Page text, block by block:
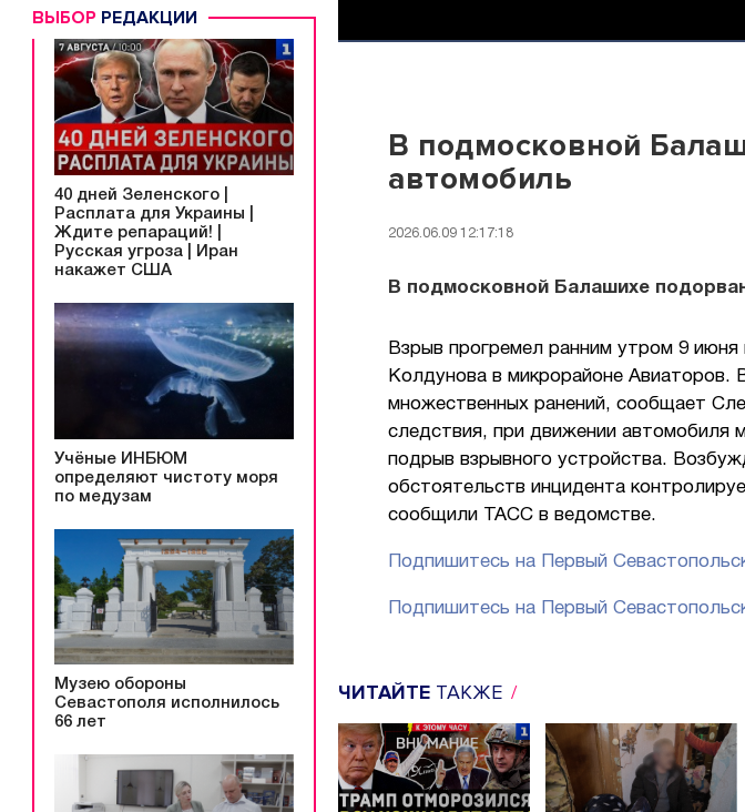
ВЫБОР РЕДАКЦИИ
40 дней Зеленского |
Расплата для Украины |
Ждите репараций! |
Русская угроза | Иран
накажет США
Учёные ИНБЮМ
определяют чистоту моря
по медузам
Музею обороны
Севастополя исполнилось
66 лет
В подмосковной
автомобиль
2026.06.09 12:17:18
В подмосковной Балашихе
Взрыв прогремел ранним утром 9 июня
Колдунова в микрорайоне Авиаторов.
множественных ранений, сообщает
следствия, при движении автомобиля
подрыв взрывного устройства.
обстоятельств инцидента
сообщили ТАСС в ведомстве.
Подпишитесь на Первый
Подпишитесь на Первый
ЧИТАЙТЕ ТАКЖЕ